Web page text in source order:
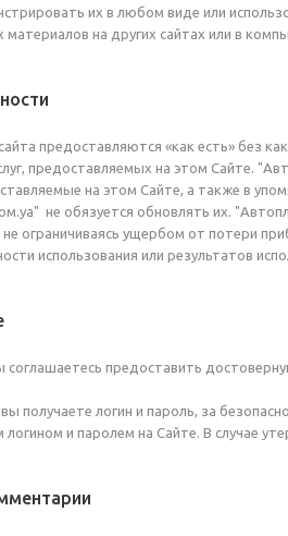
их в любом виде или
материалов на других сайтах или в
предоставляются «как есть» без
предоставляемых на этом Сайте.
на этом Сайте, а также в
не обязуется обновлять их.
ограничиваясь ущербом от потери
использования или результатов
соглашаетесь предоставить
получаете логин и пароль, за
логином и паролем на Сайте. В случае